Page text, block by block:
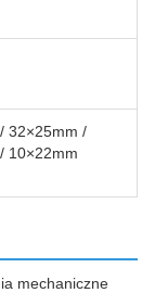
32×25mm /
10×22mm
mechaniczne